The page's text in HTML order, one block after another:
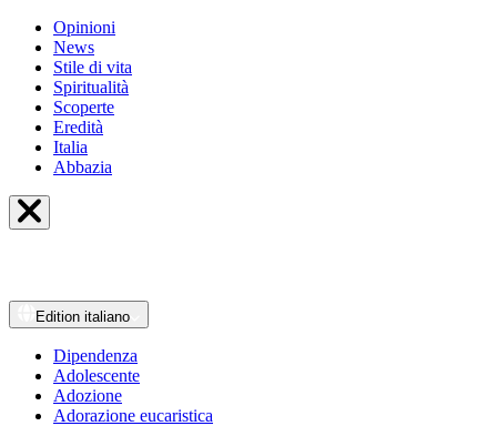
Opinioni
News
Stile di vita
Spiritualità
Scoperte
Eredità
Italia
Abbazia
Edition italiano
Dipendenza
Adolescente
Adozione
Adorazione eucaristica